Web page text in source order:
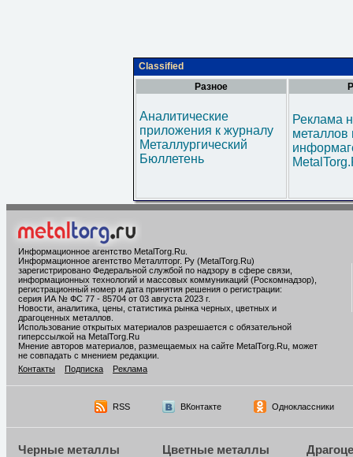
Classified
Разное
Аналитические
приложения к журналу
Металлургический
Бюллетень
Реклама
металлов
Информационное агентство MetalTorg.Ru
Информационное агентство Металлторг. Ру (MetalTorg.Ru)
зарегистрировано Федеральной службой по надзору в сфере связи,
информационных технологий и массовых коммуникаций (Роскомнадзор),
регистрационный номер и дата принятия решения о регистрации:
серия ИА № ФС 77 - 85704 от 03 августа 2023 г.
Новости, аналитика, цены, статистика рынка черных, цветных и
драгоценных металлов.
Использование открытых материалов разрешается с обязательной
гиперссылкой на MetalTorg.Ru
Мнение авторов материалов, размещаемых на сайте MetalTorg.Ru, может
не совпадать с мнением редакции.
Контакты
Подписка Реклама
RSS ВКонтакте Одноклассники
Черные металлы Цветные металлы